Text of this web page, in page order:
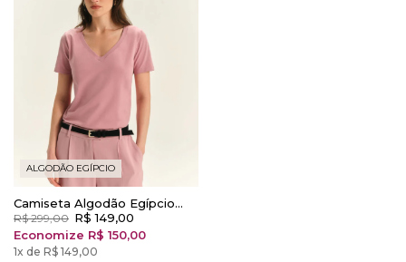
ALGODÃO EGÍPCIO
Camiseta Algodão Egípcio
Camys Gola V Rosa Blush
R$ 299,00 R$ 149,00
Economize R$ 150,00
1x de R$ 149,00